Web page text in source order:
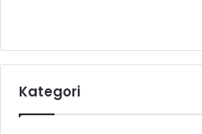
Kategori